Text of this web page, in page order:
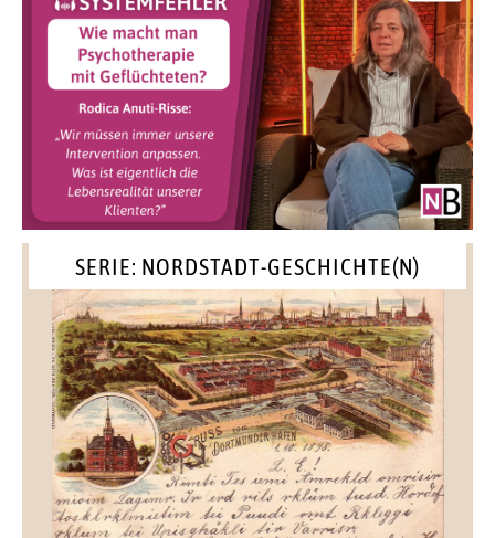
SERIE: NORDSTADT-GESCHICHTE(N)